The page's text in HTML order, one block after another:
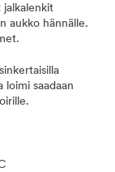
jalkalenkit
aukko hännälle.
loimi saadaan